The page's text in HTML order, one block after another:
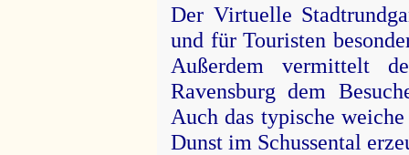
Der Virtuelle
und für Touristen
Außerdem vermittelt
Ravensburg dem
Auch das typische
Dunst im Schussental